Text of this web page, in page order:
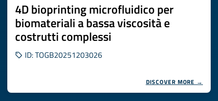
4D bioprinting microfluidico per
biomateriali a bassa viscosità e
costrutti complessi
ID: TOGB20251203026
DISCOVER MORE →